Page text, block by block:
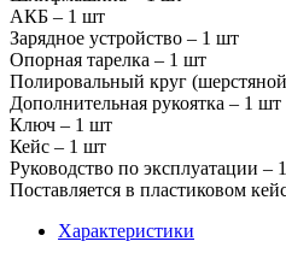
АКБ – 1 шт
Зарядное устройство – 1 шт
Опорная тарелка – 1 шт
Полировальный круг
Дополнительная рукоятка – 1 шт
Ключ – 1 шт
Кейс – 1 шт
Руководство по эксплуатации –
Поставляется в пластиковом
Характеристики